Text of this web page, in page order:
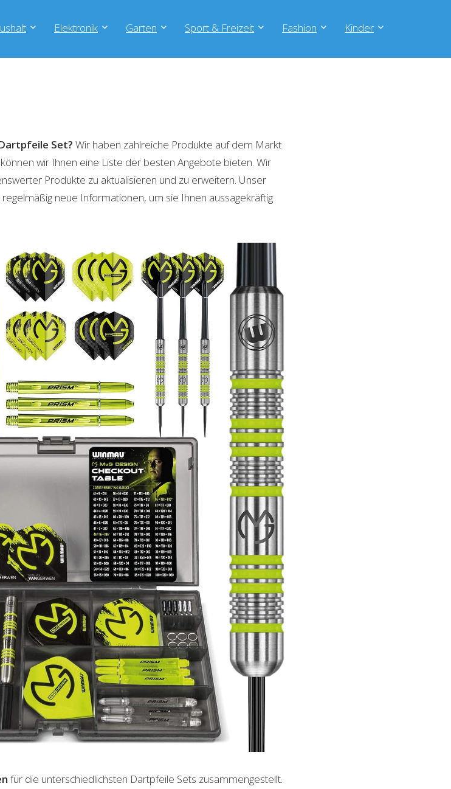
Elektronik Garten Sport & Freizeit Fashion Kinder
Set? Wir haben zahlreiche Produkte auf dem Markt
wir Ihnen eine Liste der besten Angebote bieten. Wir
Produkte zu aktualisieren und zu erweitern. Unser
neue Informationen, um sie Ihnen aussagekräftig
für die unterschiedlichsten Dartpfeile Sets zusammengestellt.